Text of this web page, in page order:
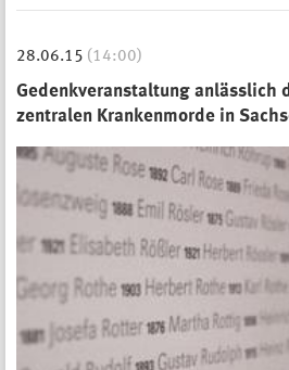
28.06.15 (14:00)
Gedenkveranstaltung anlässlich
zentralen Krankenmorde in